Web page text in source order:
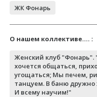
ЖК Фонарь
О нашем коллективе.... :
Женский клуб "Фонарь".
хочется общаться,
угощаться; Мы печем,
танцуем. В баню дружно
И всему научим!"